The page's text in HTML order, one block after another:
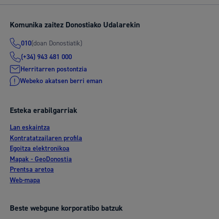
Komunika zaitez Donostiako Udalarekin
010(doan Donostiatik)
(+34) 943 481 000
Herritarren postontzia
Webeko akatsen berri eman
Esteka erabilgarriak
Lan eskaintza
Kontratatzailaren profila
Egoitza elektronikoa
Mapak - GeoDonostia
Prentsa aretoa
Web-mapa
Beste webgune korporatibo batzuk